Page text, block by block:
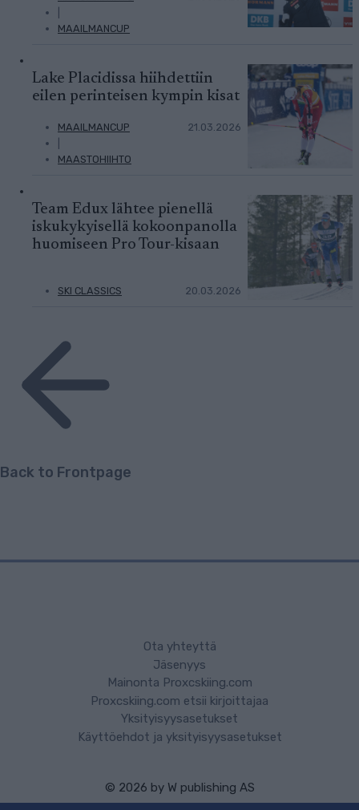
MAAILMANCUP
Lake Placidissa hiihdettiin
eilen perinteisen kympin kisat
MAAILMANCUP
MAASTOHIIHTO
21.03.2026
Team Edux lähtee pienellä
iskukykyisellä kokoonpanolla
huomiseen Pro Tour-kisaan
SKI CLASSICS 20.03.2026
Back to Frontpage
Ota yhteyttä
Jäsenyys
Mainonta Proxcskiing.com
Proxcskiing.com etsii kirjoittajaa
Yksityisyysasetukset
Käyttöehdot ja yksityisyysasetukset
© 2026 by W publishing AS